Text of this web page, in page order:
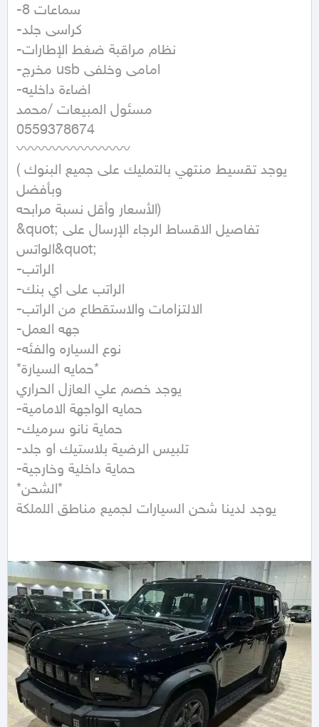
-8 سماعات
-كراسى جلد
-نظام مراقبة ضغط الإطارات
-مخرج usb امامى وخلفى
-اضاءة داخليه
مسئول المبيعات /محمد
0559378674
〰〰〰〰〰〰〰〰
(يوجد تقسيط منتهي بالتمليك على جميع البنوك
وبأفضل
الأسعار وأقل نسبة مرابحه)
&quot;تفاصيل الاقساط الرجاء الإرسال على
الواتس&quot;
-الراتب
-الراتب على اي بنك
-الالتزامات والاستقطاع من الراتب
-جهه العمل
-نوع السياره والفئه
*حمايه السيارة*
يوجد خصم علي العازل الحراري
-حمايه الواجهة الامامية
-حماية نانو سرميك
-تلبيس الرضية بلاستيك او جلد
-حماية داخلية وخارجية
*الشحن*
يوجد لدينا شحن السيارات لجميع مناطق اللملكة